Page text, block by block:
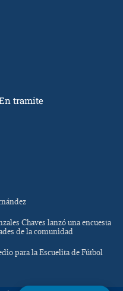
tramite
Chaves lanzó una encuesta
de la comunidad
para la Escuelita de Fútbol